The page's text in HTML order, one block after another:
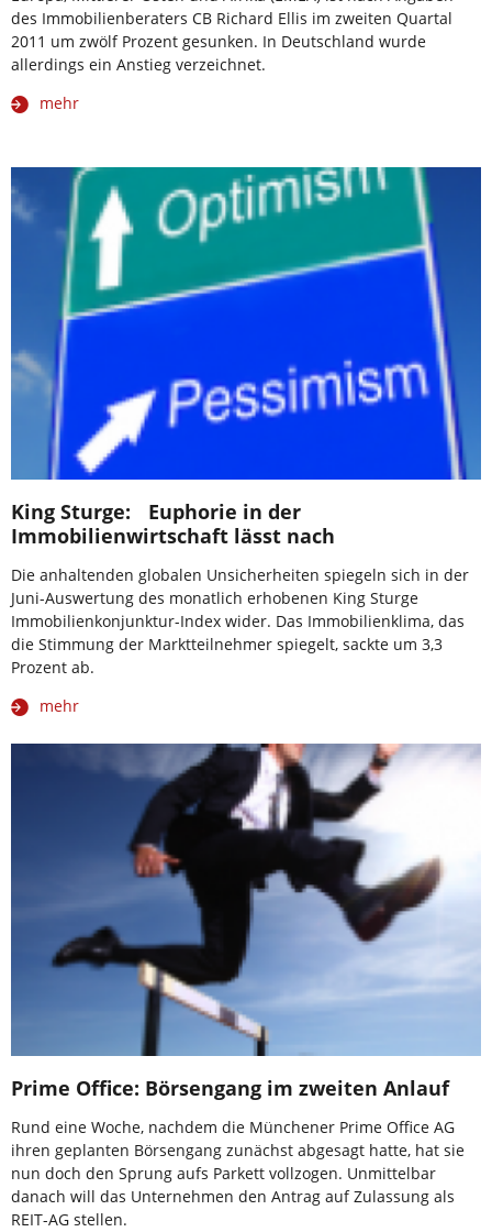
des Immobilienberaters CB Richard Ellis im zweiten Quartal
2011 um zwölf Prozent gesunken. In Deutschland wurde
allerdings ein Anstieg verzeichnet.
mehr
Prime Office: Börsengang im zweiten Anlauf
Rund eine Woche, nachdem die Münchener Prime Office AG
ihren geplanten Börsengang zunächst abgesagt hatte, hat sie
nun doch den Sprung aufs Parkett vollzogen. Unmittelbar
danach will das Unternehmen den Antrag auf Zulassung als
REIT-AG stellen.
King Sturge: Euphorie in der
Immobilienwirtschaft lässt nach
Die anhaltenden globalen Unsicherheiten spiegeln sich in der
Juni-Auswertung des monatlich erhobenen King Sturge
Immobilienkonjunktur-Index wider. Das Immobilienklima, das
die Stimmung der Marktteilnehmer spiegelt, sackte um 3,3
Prozent ab.
mehr